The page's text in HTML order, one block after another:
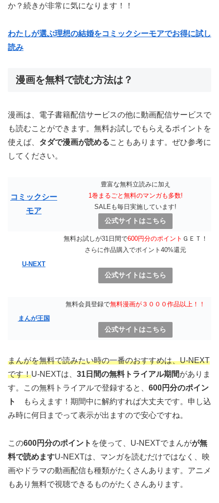
か？続きが非常に気になります！！
わたしが選ぶ理想の結婚をコミックシーモアでお得に試し
読み
漫画を無料で読む方法は？
漫画は、電子書籍配信サービスの他に動画配信サービスで
も読むことができます。無料お試しでもらえるポイントを
使えば、 タダで漫画が読めることもあります。ぜひ参考に
してください。
コミックシー
モア
豊富な無料立読みに加え
1巻まるごと無料のマンガも多数!
SALEも毎日実施しています!
公式サイトはこちら
U-NEXT
無料お試しが31日間で600円分のポイント ＧＥＴ！
さらに作品購入でポイント40%還元
公式サイトはこちら
まんが王国
無料会員登録で無料漫画が３０００作品以上！！
公式サイトはこちら
まんがを無料で読みたい時の一番のおすすめは、U-NEXT
です！U-NEXTは、 31日間の無料トライアル期間がありま
す。この無料トライアルで登録すると、 600円分のポイン
ト
もらえます！期間中に解約すれば大丈夫です。申し込
み時に何日までって表示が出ますので安心ですね。
この600円分のポイント を使って、U-NEXTでまんがが無
料で読めますU-NEXTは、マンガを読むだけではなく、映
画やドラマの動画配信も種類がたくさんあります。アニメ
もあり無料で視聴できるものがたくさんあります。